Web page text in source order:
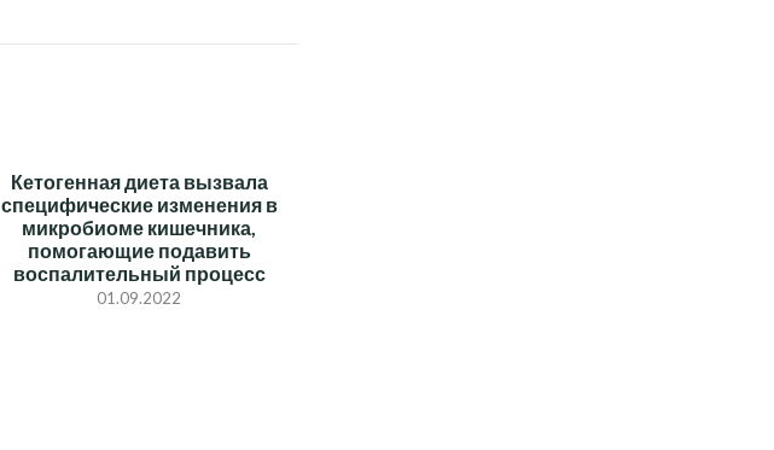
Кетогенная диета вызвала
специфические изменения в
микробиоме кишечника,
помогающие подавить
воспалительный процесс
01.09.2022